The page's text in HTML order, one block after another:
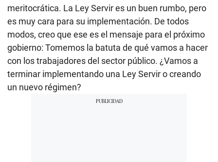
meritocrática. La Ley Servir es un buen rumbo, pero
es muy cara para su implementación. De todos
modos, creo que ese es el mensaje para el próximo
gobierno: Tomemos la batuta de qué vamos a hacer
con los trabajadores del sector público. ¿Vamos a
terminar implementando una Ley Servir o creando
un nuevo régimen?